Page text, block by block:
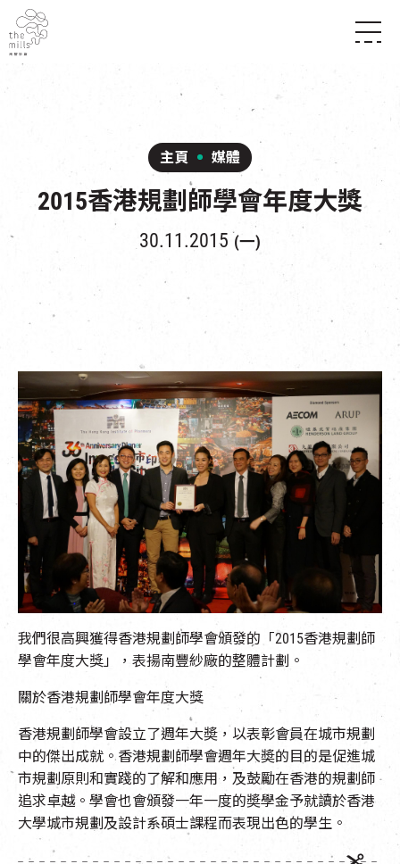
活動場地
活動
所有活動
世界之約
導賞團
景點
走進南豐紗廠
南豐作坊
到訪我們
開放時間及位置
穿梭巴士服務
EN|簡
主頁 媒體
2015香港規劃師學會年度大獎
30.11.2015 (一)
我們很高興獲得香港規劃師學會頒發的「2015香港規劃師
學會年度大獎」，表揚南豐紗廠的整體計劃。
關於香港規劃師學會年度大獎
香港規劃師學會設立了週年大奬，以表彰會員在城市規劃
中的傑出成就。香港規劃師學會週年大奬的目的是促進城
市規劃原則和實踐的了解和應用，及鼓勵在香港的規劃師
追求卓越。學會也會頒發一年一度的奬學金予就讀於香港
大學城市規劃及設計系碩士課程而表現出色的學生。